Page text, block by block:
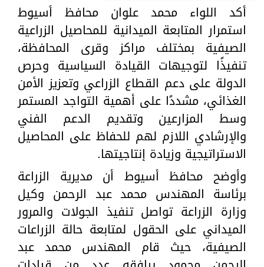
أكد اللواء محمد علوان محافظ أسيوط
استمرار المتابعة الميدانية للمحاصيل الزراعية
الصيفية بمختلف مراكز وقرى المحافظة،
تنفيذًا لتوجيهات القيادة السياسية وحرص
الدولة على دعم القطاع الزراعي وتعزيز الأمن
الغذائي، مشددًا على أهمية التواجد المستمر
وسط المزارعين وتقديم الدعم الفني
والإرشادي اللازم لهم للحفاظ على المحاصيل
الاستراتيجية وزيادة إنتاجيتها.
وأوضح محافظ أسيوط أن مديرية الزراعة
برئاسة المهندس محمد عبد الرحمن وكيل
وزارة الزراعة تواصل تنفيذ الجولات والمرور
الميداني على الحقول لمتابعة حالة الزراعات
الصيفية، حيث قام المهندس محمد عبد